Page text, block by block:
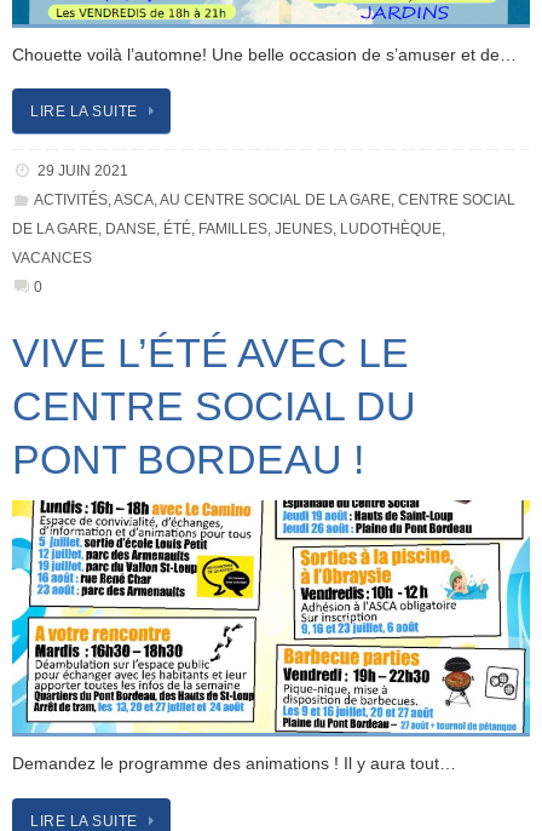
Chouette voilà l’automne! Une belle occasion de s’amuser et de…
LIRE LA SUITE
29 JUIN 2021
ACTIVITÉS,ASCA,AU CENTRE SOCIAL DE LA GARE, CENTRE SOCIAL
DE LA GARE, DANSE, ÉTÉ, FAMILLES, JEUNES, LUDOTHÈQUE,
VACANCES
0
VIVE L’ÉTÉ AVEC LE
CENTRE SOCIAL DU
PONT BORDEAU !
Demandez le programme des animations ! Il y aura tout…
LIRE LA SUITE